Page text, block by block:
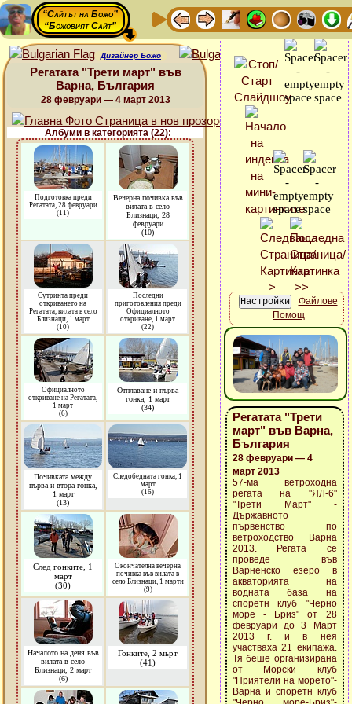
“Сайтът на Божо”
“Божовият Сайт”
Дизайнер Божо
Регатата "Трети март" във
Варна, България
28 февруари — 4 март 2013
Албуми в категорията (22):
Подготовка преди
Регатата, 28 февруари
(11)
Вечерна почивка във
вилата в село
Близнаци, 28
февруари
(10)
Сутринта преди
откриването на
Регатата, вилата в село
Близнаци, 1 март
(10)
Последни
приготовления преди
Официалното
откриване, 1 март
(22)
Официалното
откриване на Регатата,
1 март
(6)
Отплаване и първа
гонка, 1 март
(34)
Почивката между
първа и втора гонка,
1 март
(13)
Следобедната гонка, 1
март
(16)
След гонките, 1
март
(30)
Окончателна вечерна
почивка във вилата в
село Близнаци, 1 марти
(9)
Началото на деня във
вилата в село
Близнаци, 2 март
(6)
Гонките, 2 мьрт
(41)
Файлове
Помощ
Регатата "Трети
март" във Варна,
България
28 февруари — 4
март 2013
57-ма ветроходна
регата на "ЯЛ-6"
"Трети Март" -
Държавното
първенство по
ветроходство Варна
2013. Регата се
проведе във
Варненско езеро в
акваторията на
водната база на
споретн клуб "Черно
море - Бриз" от 28
февруари до 3 Март
2013 г. и в нея
участваха 21 екипажа.
Тя беше организирана
от Морски клуб
"Приятели на морето"-
Варна и споретн клуб